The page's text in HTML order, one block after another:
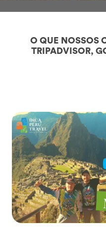
O QUE NOSSOS
TRIPADVISOR,